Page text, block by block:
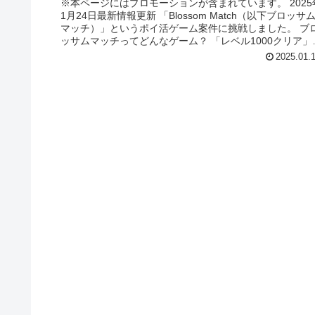
※本ページにはプロモーションが含まれています。 2025
1月24日最新情報更新 「Blossom Match（以下ブロッサム
マッチ）」というポイ活ゲーム案件に挑戦しました。 ブ
ッサムマッチってどんなゲーム？ 「レベル1000クリア」